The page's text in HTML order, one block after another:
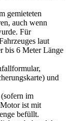
gemieteten
auch wenn
Für
laut
bis 6 Meter Länge
und
im
ist mit
befüllt.